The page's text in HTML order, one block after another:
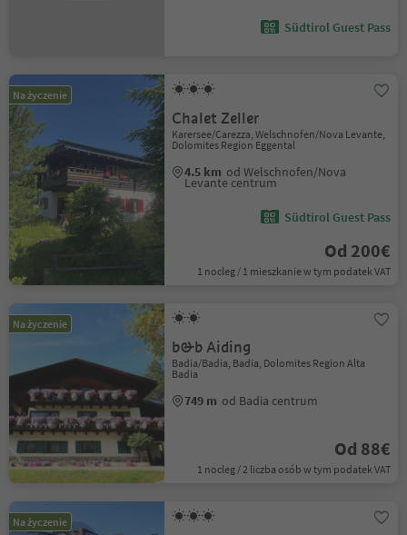
Südtirol Guest Pass
Na życzenie
Chalet Zeller
Karersee/Carezza, Welschnofen/Nova Levante,
Dolomites Region Eggental
4.5 km od Welschnofen/Nova
Levante centrum
Südtirol Guest Pass
Od 200€
1 nocleg / 1 mieszkanie w tym podatek VAT
Na życzenie
b&b Aiding
Badia/Badia, Badia, Dolomites Region Alta
Badia
749 m od Badia centrum
Od 88€
1 nocleg / 2 liczba osób w tym podatek VAT
Na życzenie